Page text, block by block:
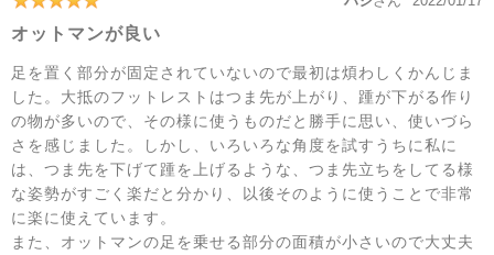
オットマンが良い
足を置く部分が固定されていないので最初は煩わしくかんじま
した。大抵のフットレストはつま先が上がり、踵が下がる作り
の物が多いので、その様に使うものだと勝手に思い、使いづら
さを感じました。しかし、いろいろな角度を試すうちに私に
は、つま先を下げて踵を上げるような、つま先立ちをしてる様
な姿勢がすごく楽だと分かり、以後そのように使うことで非常
に楽に使えています。
また、オットマンの足を乗せる部分の面積が小さいので大丈夫